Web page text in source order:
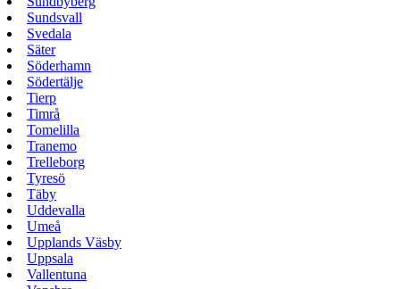
Sundsvall
Svedala
Säter
Söderhamn
Södertälje
Tierp
Timrå
Tomelilla
Tranemo
Trelleborg
Tyresö
Täby
Uddevalla
Umeå
Upplands Väsby
Uppsala
Vallentuna